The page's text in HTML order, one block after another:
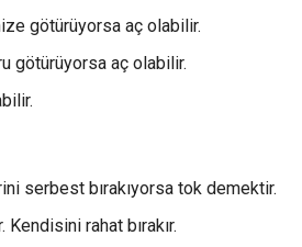
götürüyorsa aç olabilir.
götürüyorsa aç olabilir.
serbest bırakıyorsa tok demektir.
rahat bırakır.